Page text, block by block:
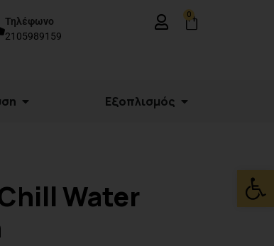
Τηλέφωνο
2105989159
0
Εξοπλισμός
Water